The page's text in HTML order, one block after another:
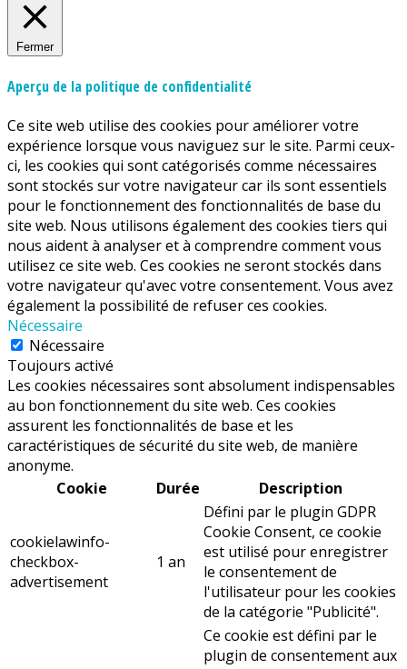
Fermer
Aperçu de la politique de confidentialité
Ce site web utilise des cookies pour améliorer votre
expérience lorsque vous naviguez sur le site. Parmi ceux-
ci, les cookies qui sont catégorisés comme nécessaires
sont stockés sur votre navigateur car ils sont essentiels
pour le fonctionnement des fonctionnalités de base du
site web. Nous utilisons également des cookies tiers qui
nous aident à analyser et à comprendre comment vous
utilisez ce site web. Ces cookies ne seront stockés dans
votre navigateur qu'avec votre consentement. Vous avez
également la possibilité de refuser ces cookies.
Nécessaire
Nécessaire
Toujours activé
Les cookies nécessaires sont absolument indispensables
au bon fonctionnement du site web. Ces cookies
assurent les fonctionnalités de base et les
caractéristiques de sécurité du site web, de manière
anonyme.
Cookie
Durée Description
cookielawinfo-
checkbox-
advertisement
1 an
Défini par le plugin GDPR
Cookie Consent, ce cookie
est utilisé pour enregistrer
le consentement de
l'utilisateur pour les cookies
de la catégorie "Publicité".
Ce cookie est défini par le
plugin de consentement aux